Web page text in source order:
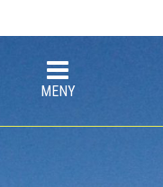
MENY